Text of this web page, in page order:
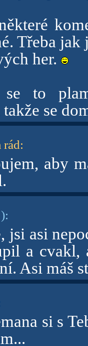
Třeba
her.
se to
se
rád:
aby
:
jsi asi
a cvakl,
Asi máš
si s